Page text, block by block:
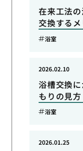
在来工法
交換する
浴室
浴槽交換
もりの見方
2026.02.10
浴室
2026.01.25